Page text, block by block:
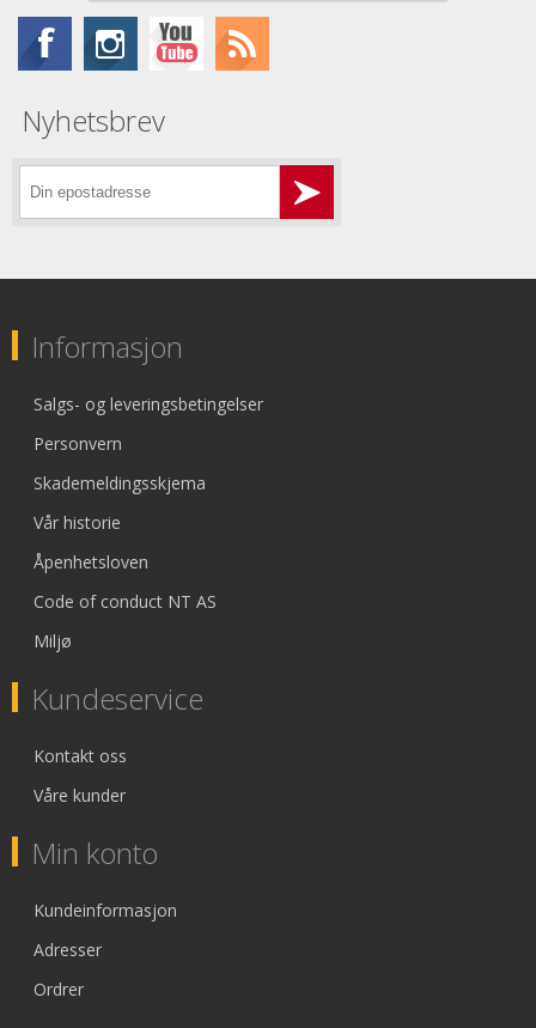
Nyhetsbrev
Informasjon
Salgs- og leveringsbetingelser
Personvern
Skademeldingsskjema
Vår historie
Åpenhetsloven
Code of conduct NT AS
Miljø
Kundeservice
Kontakt oss
Våre kunder
Min konto
Kundeinformasjon
Adresser
Ordrer